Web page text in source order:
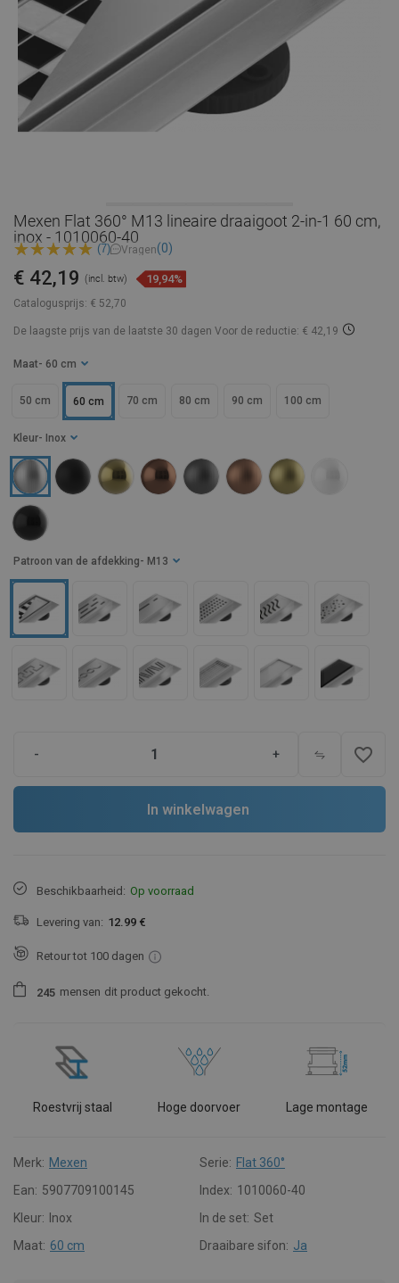
Mexen Flat 360° M13 lineaire draaigoot 2-in-1 60 cm,
inox - 1010060-40
(7) Vragen(0)
Catalogusprijs: € 52,70
€ 42,19 (incl. btw) 19,94%
De laagste prijs van de laatste 30 dagen Voor de reductie: € 42,19
Maat - 60 cm
50 cm 60 cm 70 cm 80 cm 90 cm 100 cm
Kleur - Inox
Patroon van de afdekking - M13
- + favorite_border
In winkelwagen
Beschikbaarheid: Op voorraad
Levering van: 12.99 €
Retour tot 100 dagen
245 mensen dit product gekocht.
Roestvrij staal Hoge doorvoer Lage montage
Merk: Mexen Serie: Flat 360°
Ean: 5907709100145 Index: 1010060-40
Kleur:
Inox In de set: Set
Maat: 60 cm Draaibare sifon: Ja